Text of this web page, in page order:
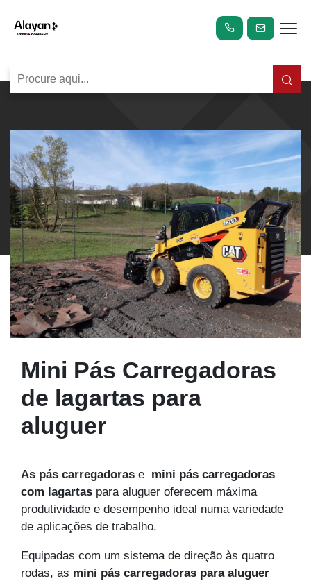
Mini Pás Carregadoras
de lagartas para
aluguer
As pás carregadoras e mini pás carregadoras
com lagartas para aluguer oferecem máxima
produtividade e desempenho ideal numa variedade
de aplicações de trabalho.
Equipadas com um sistema de direção às quatro
rodas, as mini pás carregadoras para aluguer